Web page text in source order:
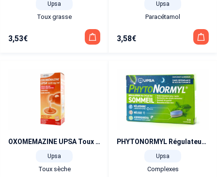
Upsa
Toux grasse
3,53€
Upsa
Paracétamol
3,58€
OXOMEMAZINE UPSA Toux sèche, irritative flacon de 125 ml
Upsa
Toux sèche
PHYTONORMYL Régulateur du cycle du sommeil 30 comprimés
Upsa
Complexes